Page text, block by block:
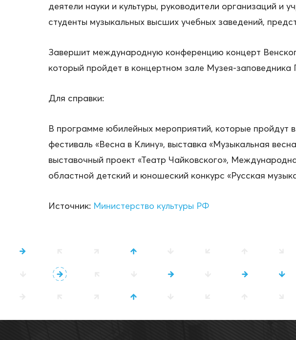
деятели науки и культуры, руководители организаций
студенты музыкальных высших учебных заведений,
Завершит международную конференцию концерт
который пройдет в концертном зале Музея-заповедника
Для справки:
В программе юбилейных мероприятий, которые
фестиваль «Весна в Клину», выставка «Музыкальная
выставочный проект «Театр Чайковского»,
областной детский и юношеский конкурс «Русская
Источник: Министерство культуры РФ